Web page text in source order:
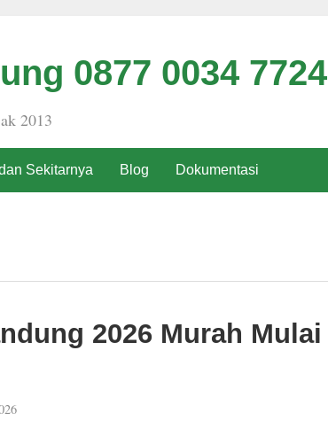
0877 0034 7724
2013
Sekitarnya Blog Dokumentasi
2026 Murah Mulai